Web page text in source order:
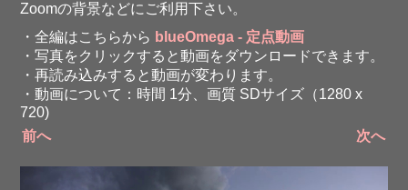
Zoomの背景などにご利用下さい。
・全編はこちらから blueOmega - 定点動画
・写真をクリックすると動画をダウンロードできます。
・再読み込みすると動画が変わります。
・動画について：時間 1分、画質 SDサイズ（1280 x
720)
前へ
次へ